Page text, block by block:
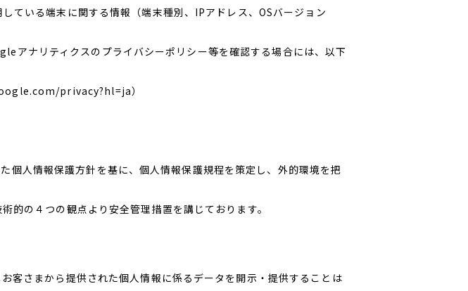
ている端末に関する情報（端末種別、IPアドレス、OSバージョン
アナリティクスのプライバシーポリシー等を確認する場合には、以下
privacy?hl=ja）
個人情報保護方針を基に、個人情報保護規程を策定し、外的環境を把
的の４つの観点より安全管理措置を講じております。
客さまから提供された個人情報に係るデータを開示・提供することは